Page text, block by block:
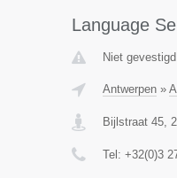
Language
Niet
Antwerpen»
Bijlstraat 45,
Tel: +32(0)3